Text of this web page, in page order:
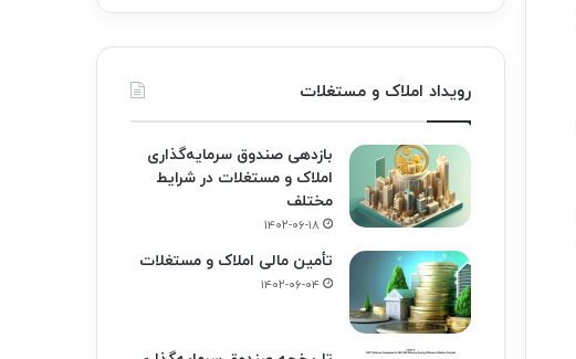
رویداد املاک و مستغلات
بازدهی صندوق سرمایه‌گذاری
املاک و مستغلات در شرایط
مختلف
۱۴۰۲-۰۶-۱۸
تأمین مالی املاک و مستغلات
۱۴۰۲-۰۶-۰۴